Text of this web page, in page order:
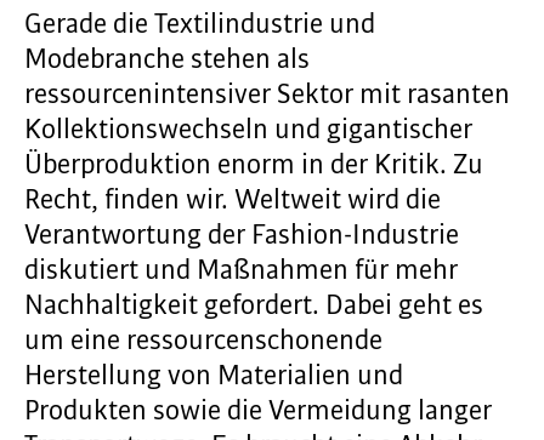
Gerade die Textilindustrie und
Modebranche stehen als
ressourcenintensiver Sektor mit rasanten
Kollektionswechseln und gigantischer
Überproduktion enorm in der Kritik. Zu
Recht, finden wir. Weltweit wird die
Verantwortung der Fashion-Industrie
diskutiert und Maßnahmen für mehr
Nachhaltigkeit gefordert. Dabei geht es
um eine ressourcenschonende
Herstellung von Materialien und
Produkten sowie die Vermeidung langer